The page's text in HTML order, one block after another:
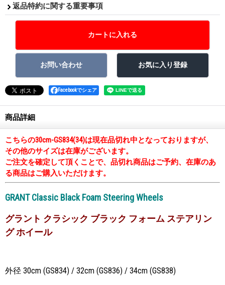
返品特約に関する重要事項
Facebookでシェア
商品詳細
こちらの30cm-GS834(34)は現在品切れ中となっておりますが、
その他のサイズは在庫がございます。
ご注文を確定して頂くことで、品切れ商品はご予約、在庫のあ
る商品はご購入いただけます。
GRANT Classic Black Foam Steering Wheels
グラント クラシック ブラック フォーム ステアリン
グ ホイール
外径 30cm (GS834) / 32cm (GS836) / 34cm (GS838)